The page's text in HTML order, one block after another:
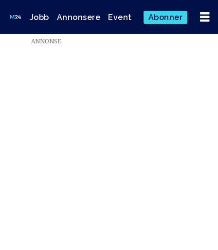
Jobb Annonsere Event Abonner
Emne:
ANNONSE